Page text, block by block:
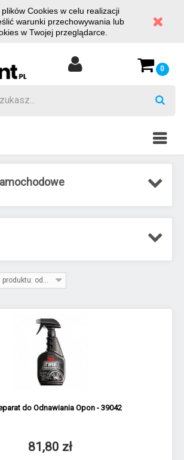
Cookies w celu realizacji
warunki przechowywania lub
w Twojej przeglądarce.
0
do Odnawiania Opon - 39042
81,80 zł